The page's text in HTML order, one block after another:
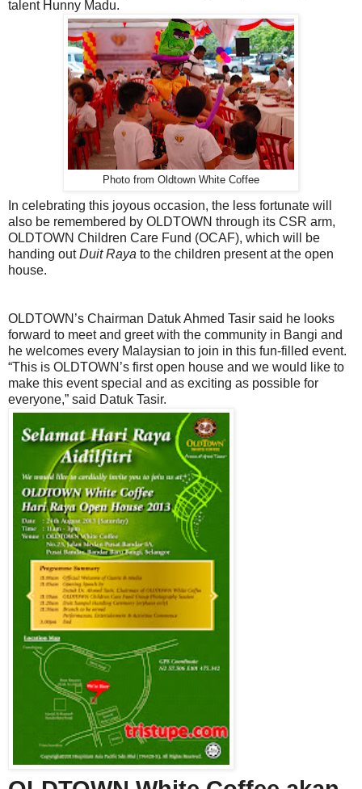
talent Hunny Madu.
Photo from Oldtown White Coffee
In celebrating this joyous occasion, the less fortunate will
also be remembered by OLDTOWN through its CSR arm,
OLDTOWN Children Care Fund (OCAF), which will be
handing outDuit Raya to the children present at the open
house.
OLDTOWN’s Chairman Datuk Ahmed Tasir said he looks
forward to meet and greet with the community in Bangi and
he welcomes every Malaysian to join in this fun-filled event.
“This is OLDTOWN’s first open house and we would like to
make this event special and as exciting as possible for
everyone,” said Datuk Tasir.